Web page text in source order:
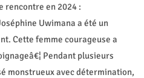
rencontre en 2024 :
Uwimana a été un
Cette femme courageuse a
Pendant plusieurs
monstrueux avec détermination,